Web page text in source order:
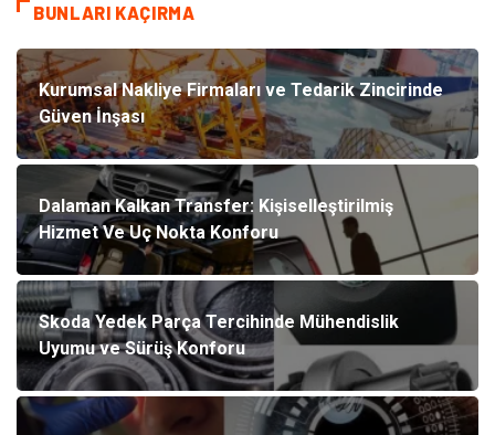
BUNLARI KAÇIRMA
Kurumsal Nakliye Firmaları ve Tedarik Zincirinde
Güven İnşası
Dalaman Kalkan Transfer: Kişiselleştirilmiş
Hizmet Ve Uç Nokta Konforu
Skoda Yedek Parça Tercihinde Mühendislik
Uyumu ve Sürüş Konforu